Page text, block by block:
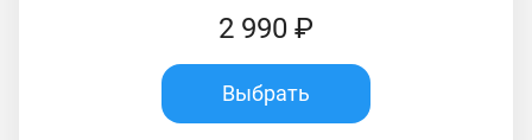
2 990 ₽
Выбрать